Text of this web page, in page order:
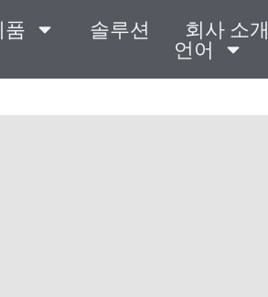
품 솔루션 회사 소개
언어